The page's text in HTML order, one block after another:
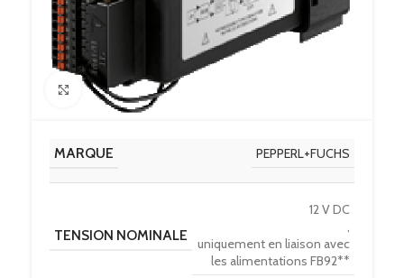
Click to enlarge
MARQUE PEPPERL+FUCHS
TENSION NOMINALE
12 V DC
,
uniquement en liaison avec
les alimentations FB92**